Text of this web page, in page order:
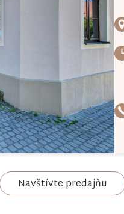
Navštívte predajňu